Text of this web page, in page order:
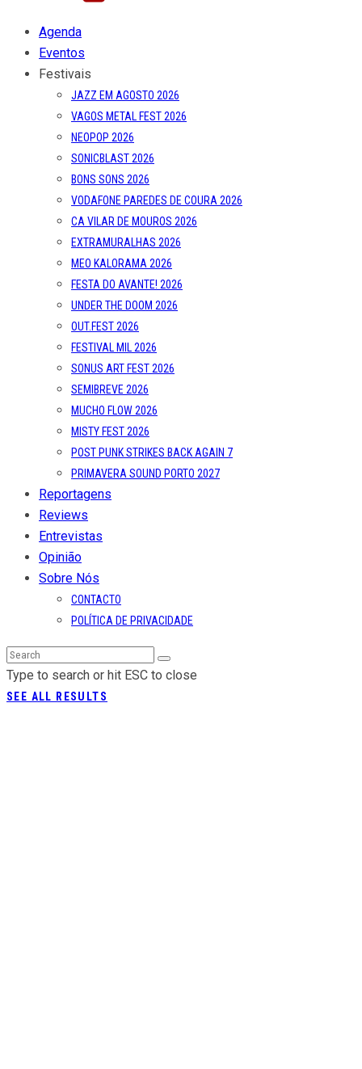
Agenda
Eventos
Festivais
JAZZ EM AGOSTO 2026
VAGOS METAL FEST 2026
NEOPOP 2026
SONICBLAST 2026
BONS SONS 2026
VODAFONE PAREDES DE COURA 2026
CA VILAR DE MOUROS 2026
EXTRAMURALHAS 2026
MEO KALORAMA 2026
FESTA DO AVANTE! 2026
UNDER THE DOOM 2026
OUT.FEST 2026
FESTIVAL MIL 2026
SONUS ART FEST 2026
SEMIBREVE 2026
MUCHO FLOW 2026
MISTY FEST 2026
POST PUNK STRIKES BACK AGAIN 7
PRIMAVERA SOUND PORTO 2027
Reportagens
Reviews
Entrevistas
Opinião
Sobre Nós
CONTACTO
POLÍTICA DE PRIVACIDADE
Type to search or hit ESC to close
SEE ALL RESULTS